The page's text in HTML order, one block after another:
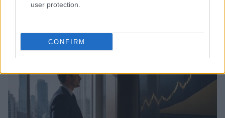
user protection.
CONFIRM
Francesca Spadaro · 8 Ago 2026
INVESTIMENTI